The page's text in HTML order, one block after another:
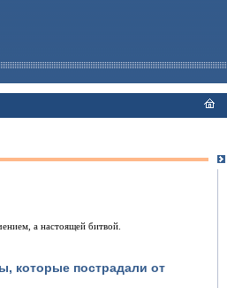
а настоящей битвой.
которые пострадали от